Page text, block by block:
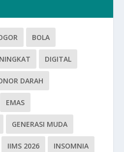
BOLA
DIGITAL
DARAH
EMAS
GENERASI MUDA
IIMS 2026 INSOMNIA